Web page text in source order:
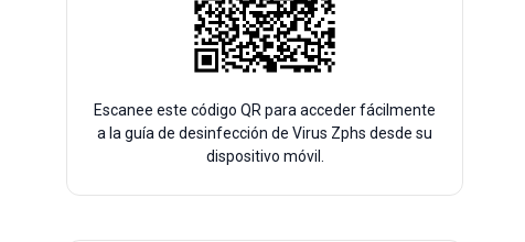
Escanee este código QR para acceder fácilmente
a la guía de desinfección de Virus Zphs desde su
dispositivo móvil.